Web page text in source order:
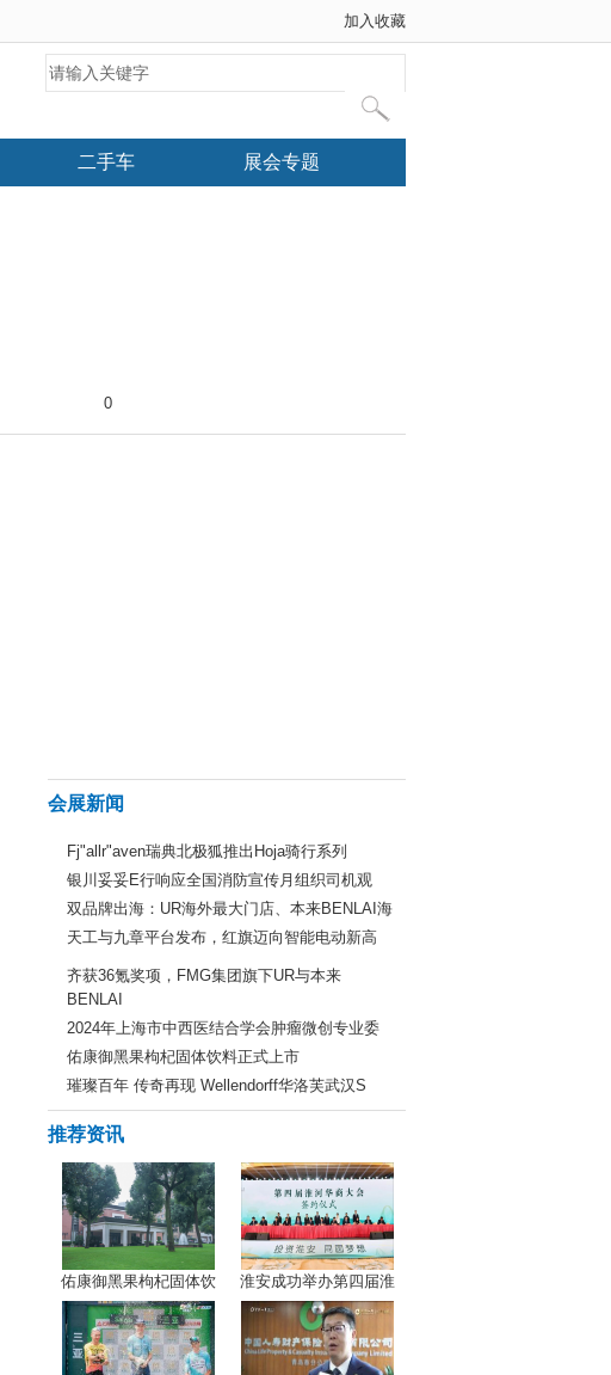
加入收藏
二手车 展会专题
0
会展新闻
Fj"allr"aven瑞典北极狐推出Hoja骑行系列
银川妥妥E行响应全国消防宣传月组织司机观
双品牌出海：UR海外最大门店、本来BENLAI海
天工与九章平台发布，红旗迈向智能电动新高
齐获36氪奖项，FMG集团旗下UR与本来
BENLAI
2024年上海市中西医结合学会肿瘤微创专业委
佑康御黑果枸杞固体饮料正式上市
璀璨百年 传奇再现 Wellendorff华洛芙武汉S
推荐资讯
佑康御黑果枸杞固体饮 淮安成功举办第四届淮